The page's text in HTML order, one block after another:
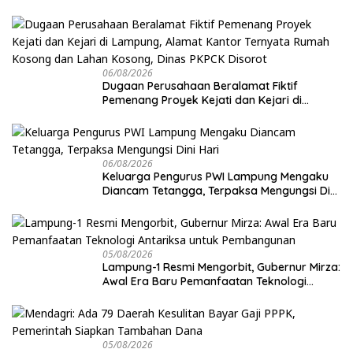
06/08/2026
Dugaan Perusahaan Beralamat Fiktif
Pemenang Proyek Kejati dan Kejari di
Kosong dan Lahan Kosong, Dinas PKPCK
Disorot
06/08/2026
Keluarga Pengurus PWI Lampung Mengaku
Diancam Tetangga, Terpaksa Mengungsi Dini
05/08/2026
Lampung-1 Resmi Mengorbit, Gubernur Mirza:
Awal Era Baru Pemanfaatan Teknologi
05/08/2026